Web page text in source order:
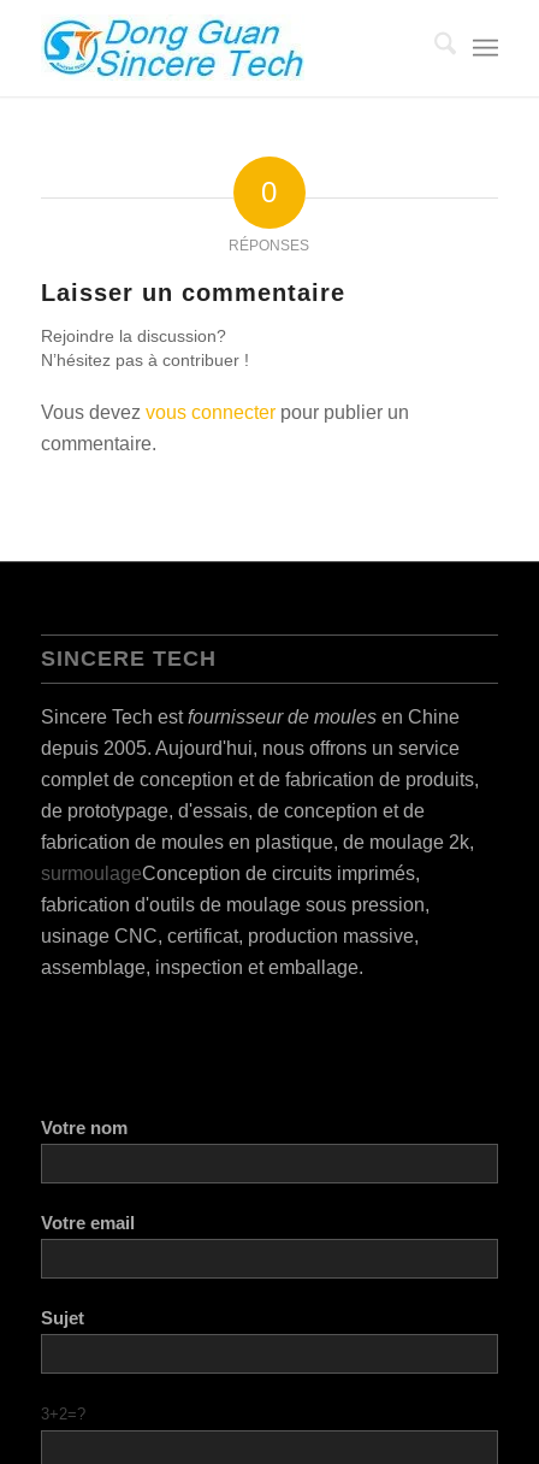
0
RÉPONSES
Laisser un commentaire
Rejoindre la discussion?
N’hésitez pas à contribuer !
Vous devez vous connecterpour publier un
commentaire.
SINCERE TECH
Sincere Tech estfournisseur de moulesen Chine
depuis 2005. Aujourd'hui, nous offrons un service
complet de conception et de fabrication de produits,
de prototypage, d'essais, de conception et de
fabrication de moules en plastique, de moulage 2k,
surmoulageConception de circuits imprimés,
fabrication d'outils de moulage sous pression,
usinage CNC, certificat, production massive,
assemblage, inspection et emballage.
Votre nom
Votre email
Sujet
3+2=?